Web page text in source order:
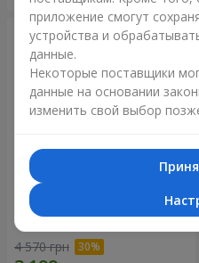
Букет "Нежный оттенок"
4 570 грн
приложение смогут
устройства и
данные.
Некоторые поставщики
данные на основании
изменить свой выбор